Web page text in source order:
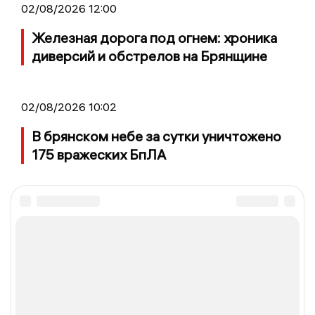
02/08/2026 12:00
Железная дорога под огнем: хроника
диверсий и обстрелов на Брянщине
02/08/2026 10:02
В брянском небе за сутки уничтожено
175 вражеских БпЛА